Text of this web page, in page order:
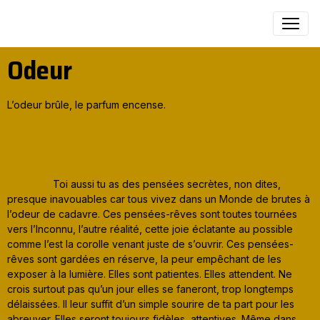
Odeur
L’odeur brûle, le parfum encense.
Toi aussi tu as des pensées secrètes, non dites,
presque inavouables car tous vivez dans un Monde de brutes à
l’odeur de cadavre. Ces pensées-rêves sont toutes tournées
vers l’Inconnu, l’autre réalité, cette joie éclatante au possible
comme l’est la corolle venant juste de s’ouvrir. Ces pensées-
rêves sont gardées en réserve, la peur empêchant de les
exposer à la lumière. Elles sont patientes. Elles attendent. Ne
crois surtout pas qu’un jour elles se faneront, trop longtemps
délaissées. Il leur suffit d’un simple sourire de ta part pour les